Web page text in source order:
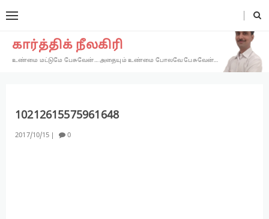
கார்த்திக் நீலகிரி
உண்மை மட்டுமே பேசுவேன்… அதையும் உண்மை போலவே பேசுவேன்…
10212615575961648
2017 10 15 0